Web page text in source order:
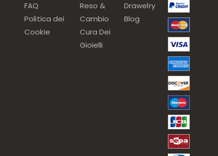
FAQ
Politica dei
Cookie
Reso &
Cambio
Cura Dei
Gioielli
Drawelry
Blog